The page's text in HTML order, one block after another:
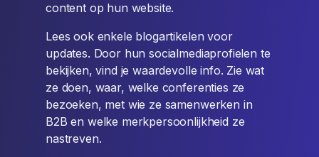
content op hun website.
Lees ook enkele blogartikelen voor
updates. Door hun socialmediaprofielen te
bekijken, vind je waardevolle info. Zie wat
ze doen, waar, welke conferenties ze
bezoeken, met wie ze samenwerken in
B2B en welke merkpersoonlijkheid ze
nastreven.